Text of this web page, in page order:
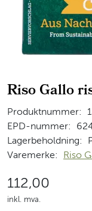
Riso Gallo
Produktnummer:
EPD-nummer:
Lagerbeholdning:
Varemerke: Riso
112,00
inkl. mva.